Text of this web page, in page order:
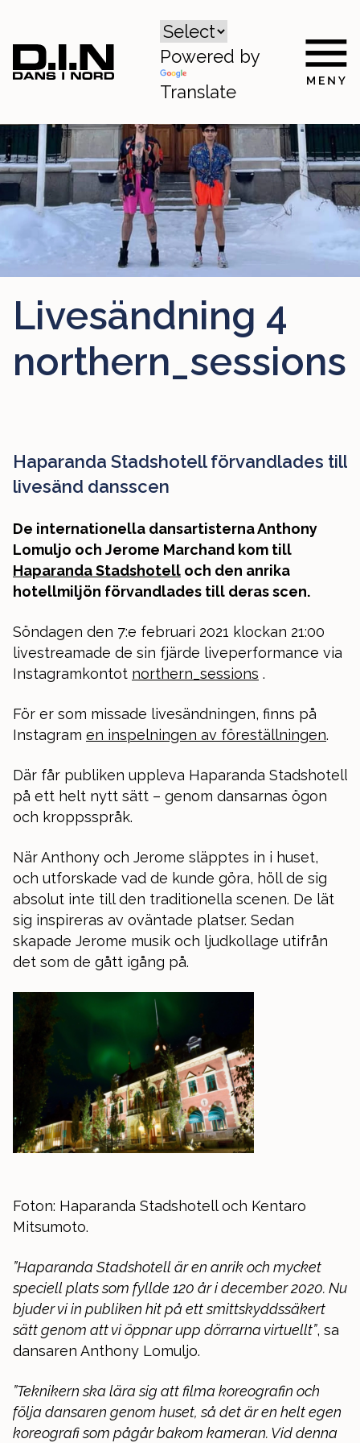
Powered by
Translate
Livesändning 4
northern_sessions
Haparanda Stadshotell förvandlades till
livesänd dansscen
De internationella dansartisterna Anthony
Lomuljo och Jerome Marchand kom till
Haparanda Stadshotell och den anrika
hotellmiljön förvandlades till deras scen.
Söndagen den 7:e februari 2021 klockan 21:00
livestreamade de sin fjärde liveperformance via
Instagramkontot northern_sessions .
För er som missade livesändningen, finns på
Instagram en inspelningen av föreställningen.
Där får publiken uppleva Haparanda Stadshotell
på ett helt nytt sätt – genom dansarnas ögon
och kroppsspråk.
När Anthony och Jerome släpptes in i huset,
och utforskade vad de kunde göra, höll de sig
absolut inte till den traditionella scenen. De lät
sig inspireras av oväntade platser. Sedan
skapade Jerome musik och ljudkollage utifrån
det som de gått igång på.
Foton: Haparanda Stadshotell och Kentaro
Mitsumoto.
”Haparanda Stadshotell är en anrik och mycket
speciell plats som fyllde 120 år i december 2020. Nu
bjuder vi in publiken hit på ett smittskyddssäkert
sätt genom att vi öppnar upp dörrarna virtuellt”, sa
dansaren Anthony Lomuljo.
”Teknikern ska lära sig att filma koreografin och
följa dansaren genom huset, så det är en helt egen
koreografi som pågår bakom kameran. Vid denna